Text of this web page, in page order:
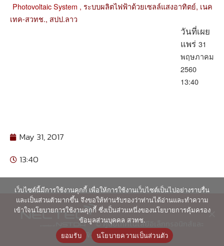
Photovoltaic System , ระบบผลิตไฟฟ้าด้วยเซลล์แสงอาทิตย์, เนค
เทค-สวทช., สปป.ลาว
วันที่เผย
แพร่ 31
พฤษภาคม
2560
13:40
May 31, 2017
13:40
© ศูนย์เทคโนโลยีอิเล็กทรอนิกส์และ
คอมพิวเตอร์แห่งชาติ 2563
เว็บไซต์นี้มีการใช้งานคุกกี้ เพื่อให้การใช้งานเว็บไซต์เป็นไปอย่างราบรื่น
และเป็นส่วนตัวมากขึ้น จึงขอให้ท่านรับรองว่าท่านได้อ่านและทำความ
เข้าใจนโยบายการใช้งานคุกกี้ ซึ่งเป็นส่วนหนึ่งของนโยบายการคุ้มครอง
ข้อมูลส่วนบุคคล สวทช.
ยอมรับ
นโยบายความเป็นส่วนตัว